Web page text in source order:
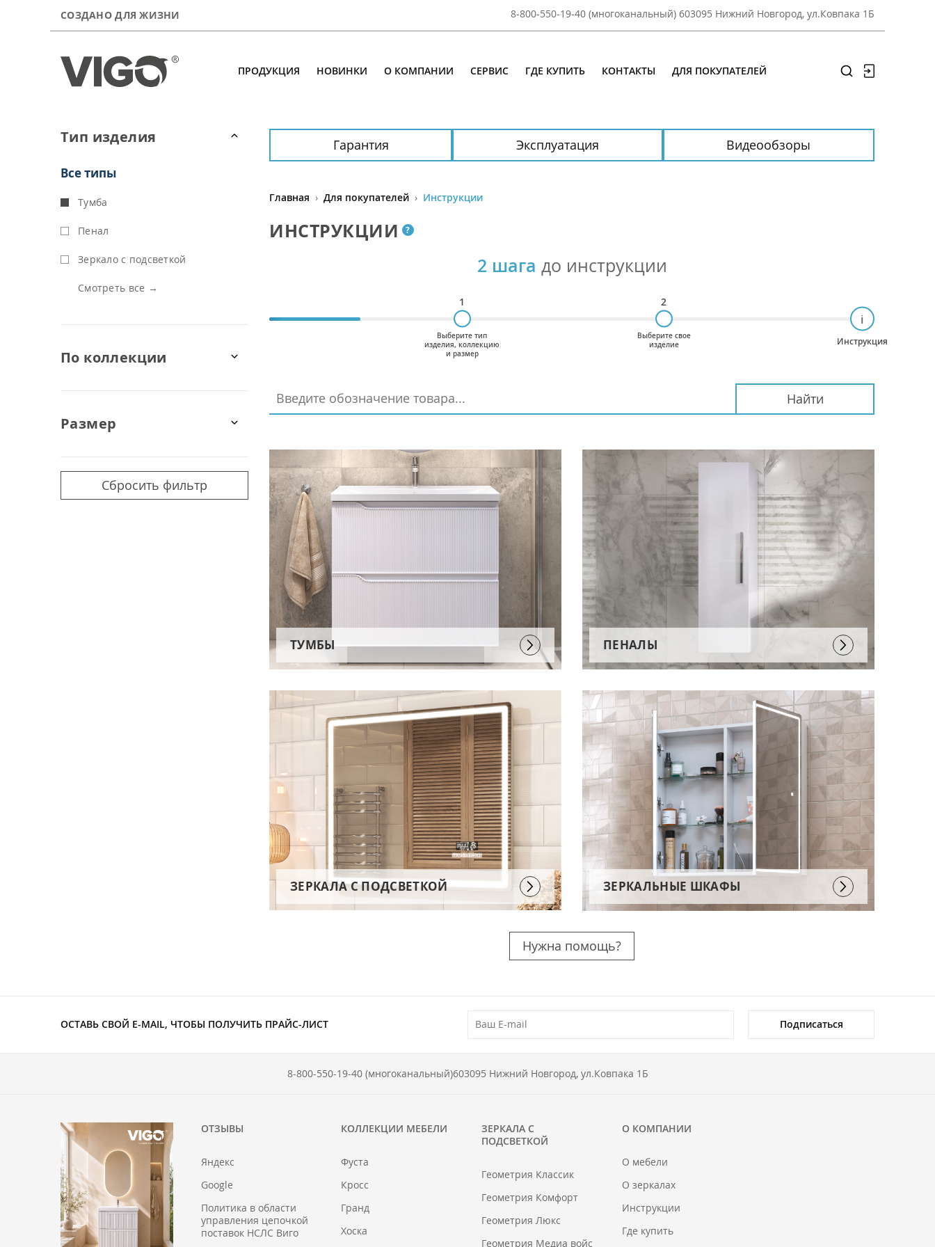
СОЗДАНО ДЛЯ ЖИЗНИ 8-800-550-19-40 (многоканальный) 603095 Нижний Новгород, ул.Ковпака 1Б
ПРОДУКЦИЯ НОВИНКИ О КОМПАНИИ СЕРВИС ГДЕ КУПИТЬ КОНТАКТЫ ДЛЯ ПОКУПАТЕЛЕЙ
Где купить
Для покупателей
Тип изделия
Все типы
Тумба
Пенал
Зеркало с подсветкой
Смотреть все →
По коллекции
Размер
Сбросить фильтр
Гарантия Эксплуатация Видеообзоры
Главная › Для покупателей › Инструкции
ИНСТРУКЦИИ ?
2 шага до инструкции
1
Выберите тип
изделия, коллекцию
и размер
2
Выберите свое
изделие
i
Инструкция
Найти
ТУМБЫ ПЕНАЛЫ
ЗЕРКАЛА С ПОДСВЕТКОЙ ЗЕРКАЛЬНЫЕ ШКАФЫ
Нужна помощь?
ОСТАВЬ СВОЙ E-MAIL, ЧТОБЫ ПОЛУЧИТЬ ПРАЙС-ЛИСТ Подписаться
8-800-550-19-40 (многоканальный)603095 Нижний Новгород, ул.Ковпака 1Б
ОТЗЫВЫ
Яндекс
Google
Политика в области
управления цепочкой
поставок НСЛС Виго
КОЛЛЕКЦИИ МЕБЕЛИ
Фуста
Кросс
Гранд
Хоска
ЗЕРКАЛА С
ПОДСВЕТКОЙ
Геометрия Классик
Геометрия Комфорт
Геометрия Люкс
Геометрия Медиа войс
О КОМПАНИИ
О мебели
О зеркалах
Инструкции
Где купить